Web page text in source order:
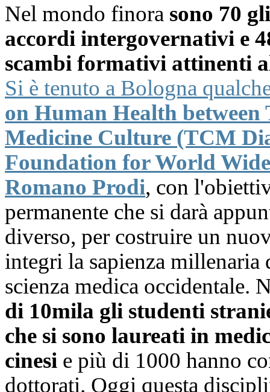
Nel mondo finora sono 70
accordi intergovernativi e
scambi formativi attinenti
Si è tenuto a Bologna
on Human Health
Medicine Culture (TCM
Foundation for World
Romano Prodi, con
permanente che si darà
diverso, per costruire un
integri la sapienza millenaria
scienza medica
di 10mila gli studenti
che si sono laureati in
cinesi e più di 1000 hanno
dottorati. Oggi questa